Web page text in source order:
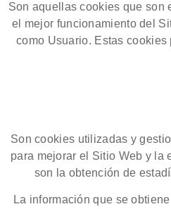
Son aquellas cookies que son
el mejor funcionamiento del
como Usuario. Estas
Son cookies utilizadas y
para mejorar el Sitio Web y la
son la obtención de
La información que se